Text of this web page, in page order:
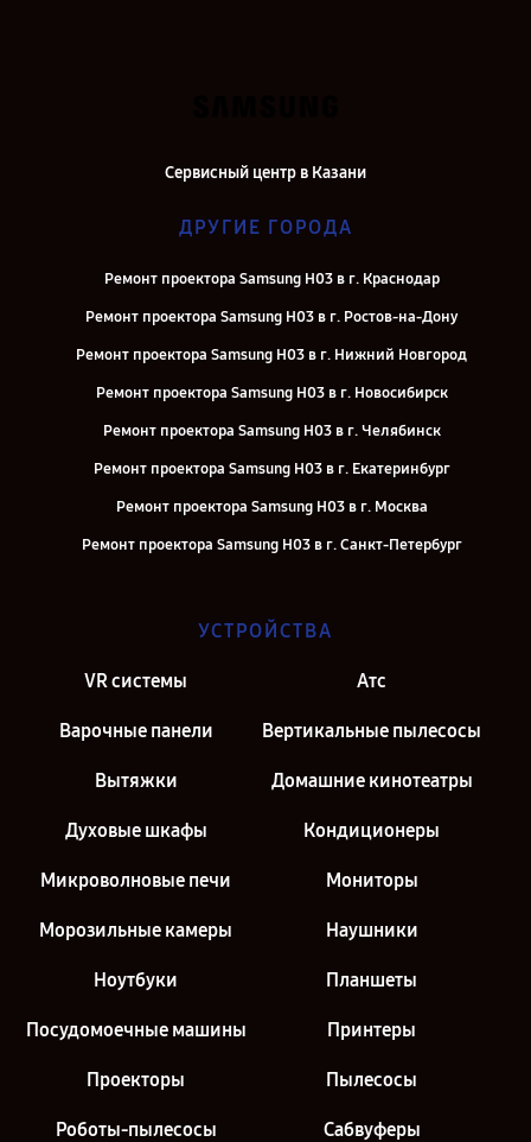
Сервисный центр в Казани
ДРУГИЕ ГОРОДА
Ремонт проектора Samsung H03 в г. Краснодар
Ремонт проектора Samsung H03 в г. Ростов-на-Дону
Ремонт проектора Samsung H03 в г. Нижний Новгород
Ремонт проектора Samsung H03 в г. Новосибирск
Ремонт проектора Samsung H03 в г. Челябинск
Ремонт проектора Samsung H03 в г. Екатеринбург
Ремонт проектора Samsung H03 в г. Москва
Ремонт проектора Samsung H03 в г. Санкт-Петербург
УСТРОЙСТВА
VR системы Атс
Варочные панели Вертикальные пылесосы
Вытяжки Домашние кинотеатры
Духовые шкафы Кондиционеры
Микроволновые печи Мониторы
Морозильные камеры Наушники
Ноутбуки Планшеты
Посудомоечные машины Принтеры
Проекторы Пылесосы
Роботы-пылесосы Сабвуферы